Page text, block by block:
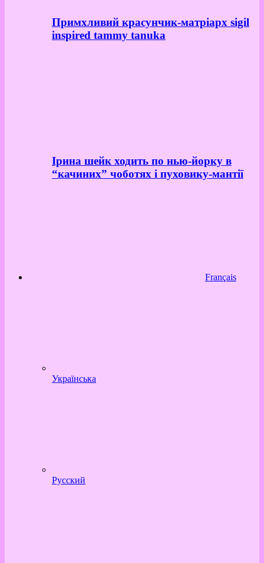
Примхливий красунчик-матріарх sigil
inspired tammy tanuka
Ірина шейк ходить по нью-йорку в
“качиних” чоботях і пуховику-мантії
Français
Українська
Русский